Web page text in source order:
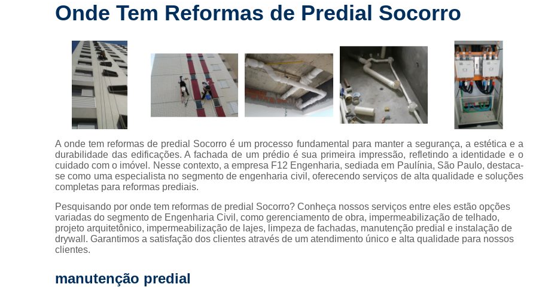
fachadas
Limpeza de
fachadas
Limpeza de
terreno
Limpezas com
hidrojateamento
Manutenção
predial
Manutenções de
fachadas
Checklist de Obra
Checklist de Vistoria de Obra
Colocação de Drywall na
Colocação de Drywall
Colocação de Forro de
Colocação de Porta em Drywall
Colocação Forro Drywall
Gerenciamento de Obra Civil
Gerenciamento de Obras
Gerenciamento de
Gerenciamento de Obras na
Onde Tem Reformas de Predial Socorro
A onde tem reformas de predial Socorro é um processo fundamental para manter a segurança, a estética e a
durabilidade das edificações. A fachada de um prédio é sua primeira impressão, refletindo a identidade e o
cuidado com o imóvel. Nesse contexto, a empresa F12 Engenharia, sediada em Paulínia, São Paulo, destaca-
se como uma especialista no segmento de engenharia civil, oferecendo serviços de alta qualidade e soluções
completas para reformas prediais.
Pesquisando por onde tem reformas de predial Socorro? Conheça nossos serviços entre eles estão opções
variadas do segmento de Engenharia Civil, como gerenciamento de obra, impermeabilização de telhado,
projeto arquitetônico, impermeabilização de lajes, limpeza de fachadas, manutenção predial e instalação de
drywall. Garantimos a satisfação dos clientes através de um atendimento único e alta qualidade para nossos
clientes.
manutenção predial